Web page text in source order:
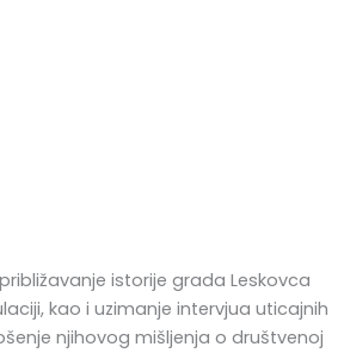
istorije grada Leskovca
kao i uzimanje intervjua uticajnih
njihovog mišljenja o društvenoj